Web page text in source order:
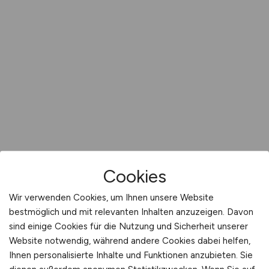
Cookies
Wir verwenden Cookies, um Ihnen unsere Website
bestmöglich und mit relevanten Inhalten anzuzeigen. Davon
sind einige Cookies für die Nutzung und Sicherheit unserer
Website notwendig, während andere Cookies dabei helfen,
Ihnen personalisierte Inhalte und Funktionen anzubieten. Sie